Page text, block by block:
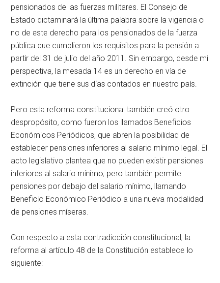
pensionados de las fuerzas militares. El Consejo de
Estado dictaminará la última palabra sobre la vigencia o
no de este derecho para los pensionados de la fuerza
pública que cumplieron los requisitos para la pensión a
partir del 31 de julio del año 2011. Sin embargo, desde mi
perspectiva, la mesada 14 es un derecho en vía de
extinción que tiene sus días contados en nuestro país.
Pero esta reforma constitucional también creó otro
despropósito, como fueron los llamados Beneficios
Económicos Periódicos, que abren la posibilidad de
establecer pensiones inferiores al salario mínimo legal. El
acto legislativo plantea que no pueden existir pensiones
inferiores al salario mínimo, pero también permite
pensiones por debajo del salario mínimo, llamando
Beneficio Económico Periódico a una nueva modalidad
de pensiones míseras.
Con respecto a esta contradicción constitucional, la
reforma al artículo 48 de la Constitución establece lo
siguiente: